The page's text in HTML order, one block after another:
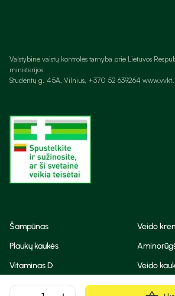
Valstybinė vaistų kontrolės tarnyba prie Lietuvos
ministerijos
Studentų g. 45A, Vilnius, +370 52 639264
Šampūnas
Veido
Plaukų kaukės
Vitaminas D
Veido
Korėjietiška kosmetika
Eteriniai